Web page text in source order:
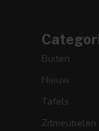
Buiten
Nieuw
Tafels
Zitmeubelen